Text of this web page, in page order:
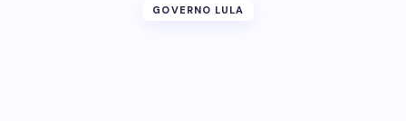
GOVERNO LULA